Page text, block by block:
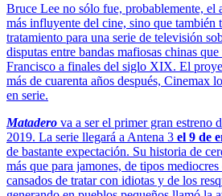
Bruce Lee no sólo fue, probablemente, el
más influyente del cine, sino que también
tratamiento para una serie de televisión
disputas entre bandas mafiosas chinas
Francisco a finales del siglo XIX. El
más de cuarenta años después, Cinemax
en serie.
Matadero va a ser el primer gran estreno
2019. La serie llegará a Antena 3 el 9 de
de bastante expectación. Su historia de
más que para jamones, de tipos
cansados de tratar con idiotas y de los